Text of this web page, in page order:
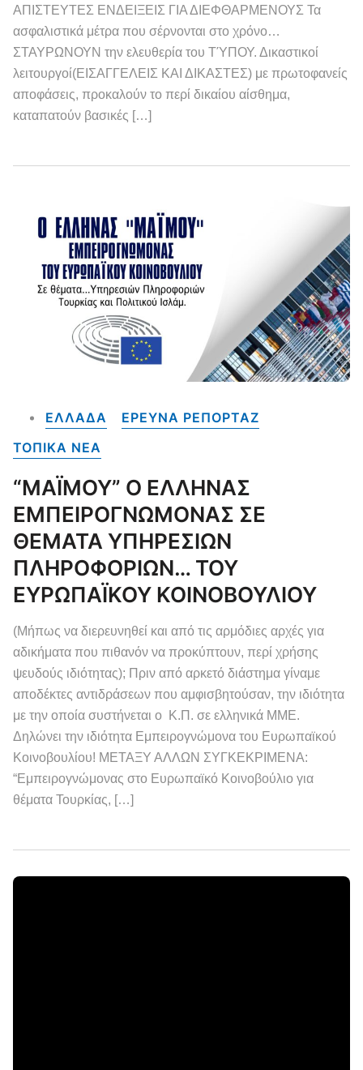
ΑΠΙΣΤΕΥΤΕΣ ΕΝΔΕΙΞΕΙΣ ΓΙΑ ΔΙΕΦΘΑΡΜΕΝΟΥΣ Τα
ασφαλιστικά μέτρα που σέρνονται στο χρόνο…
ΣΤΑΥΡΩΝΟΥΝ την ελευθερία του ΤΎΠΟΥ. Δικαστικοί
λειτουργοί(ΕΙΣΑΓΓΕΛΕΙΣ ΚΑΙ ΔΙΚΑΣΤΕΣ) με πρωτοφανείς
αποφάσεις, προκαλούν το περί δικαίου αίσθημα,
καταπατούν βασικές […]
ΕΛΛΑΔΑ
ΕΡΕΥΝΑ ΡΕΠΟΡΤΑΖ
ΤΟΠΙΚΑ NEA
“ΜΑΪΜΟΥ” Ο ΕΛΛΗΝΑΣ
ΕΜΠΕΙΡΟΓΝΩΜΟΝΑΣ ΣΕ
ΘΕΜΑΤΑ ΥΠΗΡΕΣΙΩΝ
ΠΛΗΡΟΦΟΡΙΩΝ… ΤΟΥ
ΕΥΡΩΠΑΪΚΟΥ ΚΟΙΝΟΒΟΥΛΙΟΥ
(Μήπως να διερευνηθεί και από τις αρμόδιες αρχές για
αδικήματα που πιθανόν να προκύπτουν, περί χρήσης
ψευδούς ιδιότητας); Πριν από αρκετό διάστημα γίναμε
αποδέκτες αντιδράσεων που αμφισβητούσαν, την ιδιότητα
με την οποία συστήνεται ο Κ.Π. σε ελληνικά ΜΜΕ.
Δηλώνει την ιδιότητα Εμπειρογνώμονα του Ευρωπαϊκού
Κοινοβουλίου! ΜΕΤΑΞΥ ΑΛΛΩΝ ΣΥΓΚΕΚΡΙΜΕΝΑ:
“Εμπειρογνώμονας στο Ευρωπαϊκό Κοινοβούλιο για
θέματα Τουρκίας, […]